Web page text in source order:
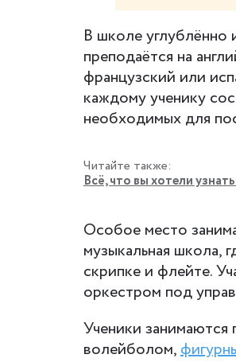
В школе углублённо
преподаётся на
французский или
каждому ученику
необходимых для
Читайте также:
Всё, что вы хотели
Особое место
музыкальная школа,
скрипке и флейте.
оркестром под
Ученики
волейболом,